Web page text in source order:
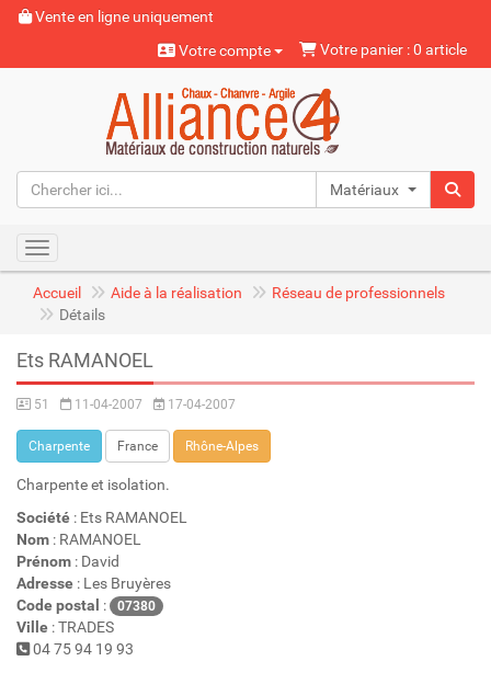
Vente en ligne uniquement
Votre compte
Votre panier : 0 article
Matériaux naturels
Toggle navigation
Accueil Aide à la réalisation
Réseau de professionnels
Détails
Ets RAMANOEL
51 11-04-2007 17-04-2007
Charpente France Rhône-Alpes
Charpente et isolation.
Société : Ets RAMANOEL
Nom : RAMANOEL
Prénom : David
Adresse : Les Bruyères
Code postal : 07380
Ville : TRADES
04 75 94 19 93